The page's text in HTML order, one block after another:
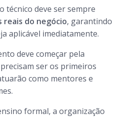
técnico deve ser sempre
reais do negócio, garantindo
aplicável imediatamente.
deve começar pela
ser os primeiros
como mentores e
formal, a organização